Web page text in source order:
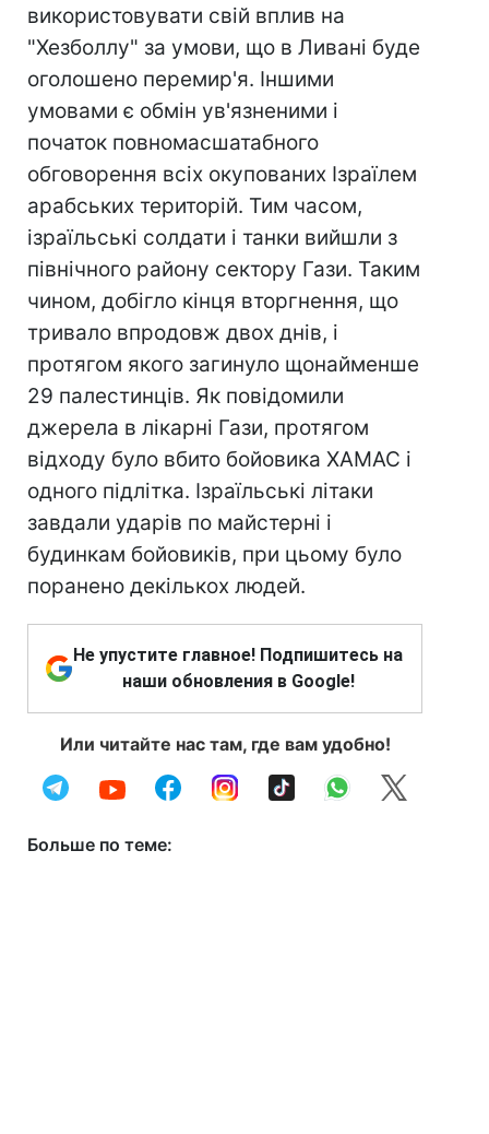
використовувати свій вплив на
"Хезболлу" за умови, що в Ливані буде
оголошено перемир'я. Іншими
умовами є обмін ув'язненими і
початок повномасшатабного
обговорення всіх окупованих Ізраїлем
арабських територій. Тим часом,
ізраїльські солдати і танки вийшли з
північного району сектору Гази. Таким
чином, добігло кінця вторгнення, що
тривало впродовж двох днів, і
протягом якого загинуло щонайменше
29 палестинців. Як повідомили
джерела в лікарні Гази, протягом
відходу було вбито бойовика ХАМАС і
одного підлітка. Ізраїльські літаки
завдали ударів по майстерні і
будинкам бойовиків, при цьому було
поранено декількох людей.
Не упустите главное! Подпишитесь на
наши обновления в Google!
Или читайте нас там, где вам удобно!
Больше по теме: